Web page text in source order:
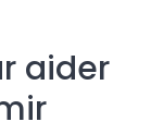
aider